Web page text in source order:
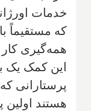
خدمات
که مستقیماً
همه‌گیری
این کمک یک
هستند اولین